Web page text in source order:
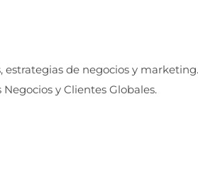
de negocios y
y Clientes Globales.